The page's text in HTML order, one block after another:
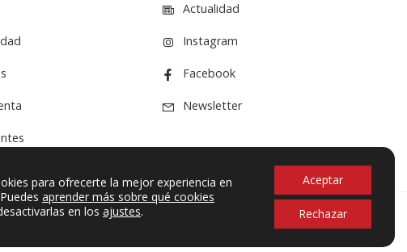
Actualidad
Instagram
Facebook
Newsletter
para ofrecerte la mejor experiencia en
aprender más sobre qué cookies
en los ajustes.
Aceptar
Rechazar